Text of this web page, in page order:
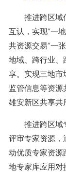
推进跨区域信
互认，实现“一
共资源交易“一
地域、跨行业、
享。实现三地市
监管信息等资
雄安新区共享共
推进跨区域专
评审专家资源，
动优质专家资源
地专家库应用